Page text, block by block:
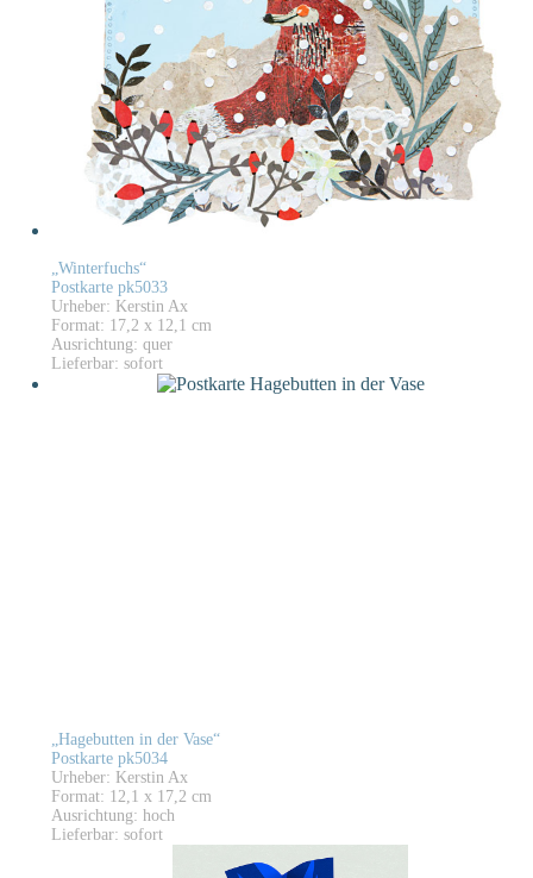
„Winterfuchs“
Postkarte pk5033
Urheber: Kerstin Ax
Format: 17,2 x 12,1 cm
Ausrichtung: quer
Lieferbar: sofort
„Hagebutten in der Vase“
Postkarte pk5034
Urheber: Kerstin Ax
Format: 12,1 x 17,2 cm
Ausrichtung: hoch
Lieferbar: sofort